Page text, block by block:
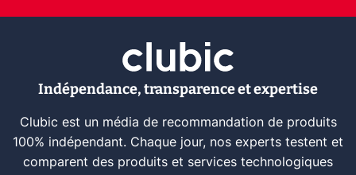
Indépendance, transparence et expertise
Clubic est un média de recommandation de produits
100% indépendant. Chaque jour, nos experts testent et
comparent des produits et services technologiques